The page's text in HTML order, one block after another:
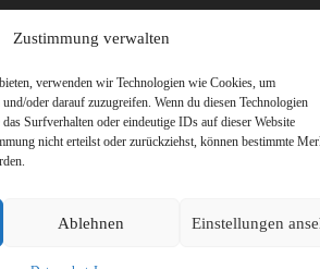
Zustimmung verwalten
verwenden wir Technologien wie Cookies, um
oder darauf zuzugreifen. Wenn du diesen Technologien
Surfverhalten oder eindeutige IDs auf dieser Website
nicht erteilst oder zurückziehst, können bestimmte
Ablehnen Einstellungen
Vorname